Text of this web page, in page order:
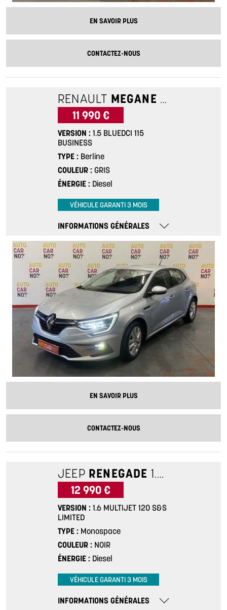
EN SAVOIR PLUS
CONTACTEZ-NOUS
RENAULT MEGANE 4
11 990 €
VERSION
1.5 BLUEDCI 115
BUSINESS
TYPE
Berline
COULEUR
GRIS
ÉNERGIE
Diesel
VÉHICULE GARANTI 3 MOIS
INFORMATIONS GÉNÉRALES
EN SAVOIR PLUS
CONTACTEZ-NOUS
JEEP RENEGADE 1.6 MULTIJET 120 S&S LIMITED
12 990 €
VERSION
1.6 MULTIJET 120 S&S
LIMITED
TYPE
Monospace
COULEUR
NOIR
ÉNERGIE
Diesel
VÉHICULE GARANTI 3 MOIS
INFORMATIONS GÉNÉRALES